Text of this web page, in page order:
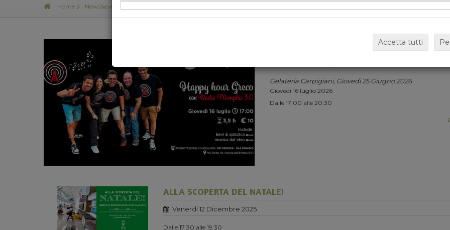
Home News&events
HAPPY HOUR GRECO CON
RADIO MEMPHIS 3.0.
Gelateria Carpigiani, Giovedi 25 Giugno 2026
Giovedì 16 luglio 2026
Dalle 17:00 alle 20:30
ALLA SCOPERTA DEL NATALE!
Venerdi 12 Dicembre 2025
Dalle 17:30 alle 19:30
Accetta tutti